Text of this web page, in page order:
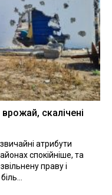
скалічені
атрибути
спокійніше, та
праву і